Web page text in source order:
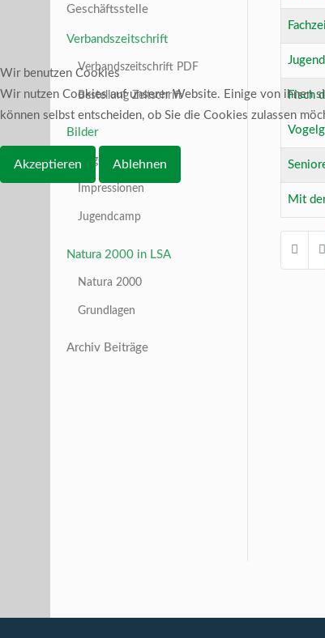
Geschäftsstelle
Verbandszeitschrift
Verbandszeitschrift PDF
Bestellung Zeitschrift
Bilder
Angeln
Impressionen
Jugendcamp
Natura 2000 in LSA
Natura 2000
Grundlagen
Archiv Beiträge
Fisch
Mit
Wir benutzen Cookies
Wir nutzen Cookies auf unserer Website. Einige von ihnen
können selbst entscheiden, ob Sie die Cookies zulassen
Akzeptieren Ablehnen